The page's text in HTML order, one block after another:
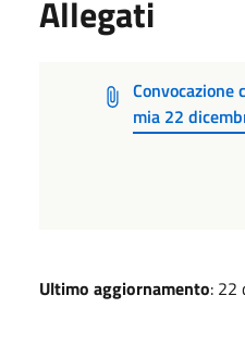
Allegati
Convocazione
mia 22
Ultimo aggiornamento: 22